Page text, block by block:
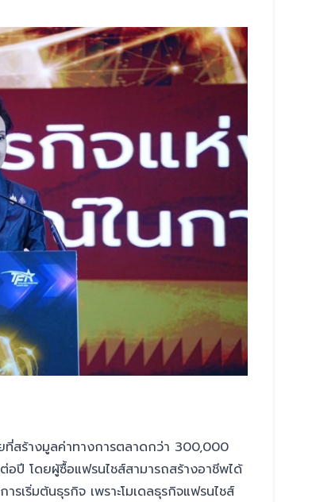
ที่สร้างมูลค่าทางการตลาดกว่า 300,000
อปี โดยผู้ซื้อแฟรนไชส์สามารถสร้างอาชีพได้
เริ่มต้นธุรกิจ เพราะโมเดลธุรกิจแฟรนไชส์